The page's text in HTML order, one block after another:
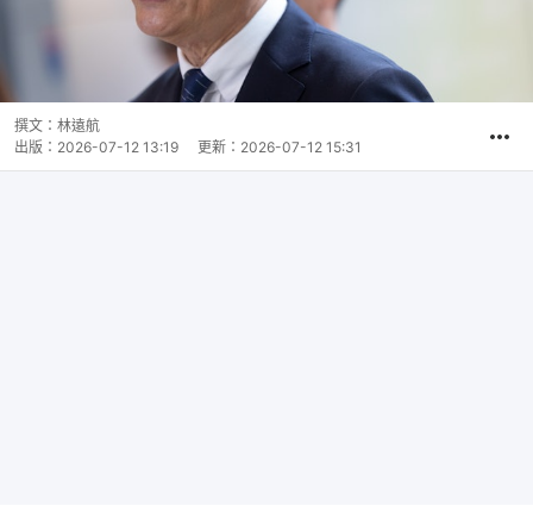
撰文： 林遠航
出版： 2026-07-12 13:19 更新： 2026-07-12 15:31